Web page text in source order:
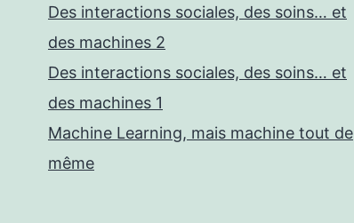
Des interactions sociales, des soins… et
des machines 2
Des interactions sociales, des soins… et
des machines 1
Machine Learning, mais machine tout de
même